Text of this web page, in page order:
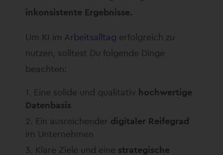
inkonsistente Ergebnisse.
Um KI im Arbeitsalltag erfolgreich zu
nutzen, solltest Du folgende Dinge
beachten:
Eine solide und qualitativ hochwertige
Datenbasis
Ein ausreichender digitaler Reifegrad
im Unternehmen
Klare Ziele und eine strategische